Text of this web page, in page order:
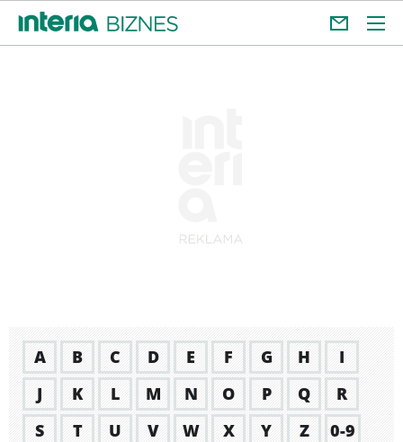
A B C D E F G H
I
J
K L M N O P Q
R
S
T U V W X Y Z
0-9